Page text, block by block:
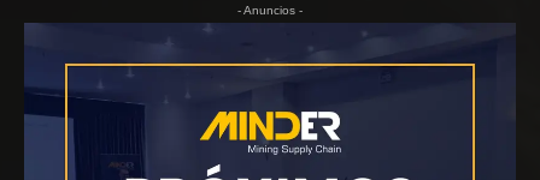
- Anuncios -